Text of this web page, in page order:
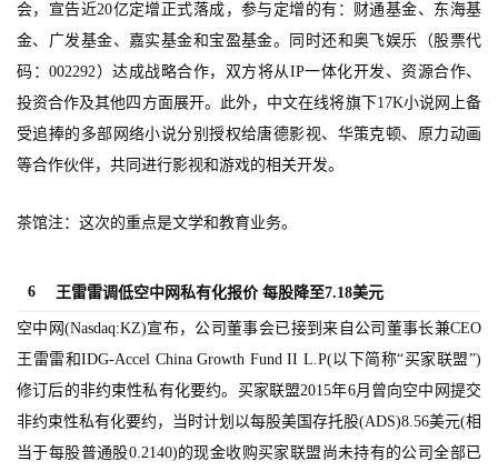
业
界
手
机
游
游
戏
休
闲
游
会，宣告近20亿定增正式落成，参与定增的有：财通基金、东海基
金、广发基金、嘉实基金和宝盈基金。同时还和奥飞娱乐（股票代
码：002292）达成战略合作，双方将从IP一体化开发、资源合作、
投资合作及其他四方面展开。此外，中文在线将旗下17K小说网上备
受追捧的多部网络小说分别授权给唐德影视、华策克顿、原力动画
等合作伙伴，共同进行影视和游戏的相关开发。
茶馆注：这次的重点是文学和教育业务。
6 王雷雷调低空中网私有化报价 每股降至7.18美元
空中网(Nasdaq:KZ)宣布，公司董事会已接到来自公司董事长兼CEO
王雷雷和IDG-Accel China Growth Fund II L.P(以下简称“买家联盟”)
修订后的非约束性私有化要约。买家联盟2015年6月曾向空中网提交
非约束性私有化要约，当时计划以每股美国存托股(ADS)8.56美元(相
当于每股普通股0.2140)的现金收购买家联盟尚未持有的公司全部已